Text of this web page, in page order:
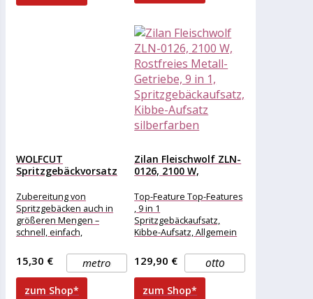
WOLFCUT
Spritzgebäckvorsatz
INOX-Stahl Größe...
Zubereitung von
Spritzgebäcken auch in
größeren Mengen –
schnell, einfach,
mit den folgenden
Modellen:
Alexanderwerk5
BOSCHMUM4, MUM5,
metro
15,30 €
zum Shop*
Zilan Fleischwolf ZLN-
0126, 2100 W,
Getriebe,...
Top-Feature Top-Features
, 9 in 1
Spritzgebäckaufsatz,
Kibbe-Aufsatz, Allgemein
Robustes rostfreies Metall-
Getriebe, Scheiben und
Messer aus rostfreiem
otto
129,90 €
zum Shop*